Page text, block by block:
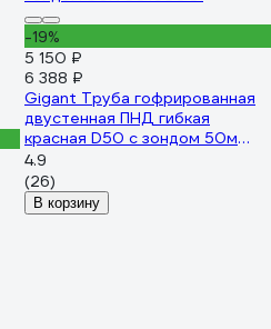
-19%
5 150 ₽
6 388 ₽
Gigant Труба гофрированная
двустенная ПНД гибкая
красная D50 с зондом 50м
801050GI
4.9
(26)
В корзину